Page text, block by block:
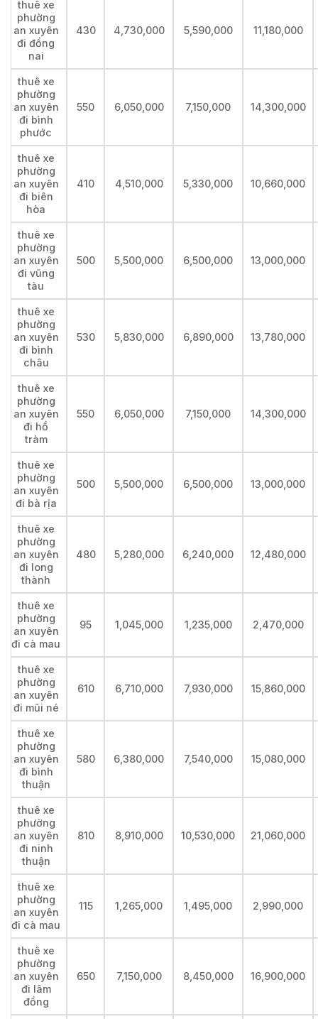
thuê xe
phường
an xuyên
đi đồng
nai
430 4,730,000 5,590,000 11,180,000
thuê xe
phường
an xuyên
đi bình
phước
550 6,050,000 7,150,000 14,300,000
thuê xe
phường
an xuyên
đi biên
hòa
410 4,510,000 5,330,000 10,660,000
thuê xe
phường
an xuyên
đi vũng
tàu
500 5,500,000 6,500,000 13,000,000
thuê xe
phường
an xuyên
đi bình
châu
530 5,830,000 6,890,000 13,780,000
thuê xe
phường
an xuyên
đi hồ
tràm
550 6,050,000 7,150,000 14,300,000
thuê xe
phường
an xuyên
đi bà rịa
500 5,500,000 6,500,000 13,000,000
thuê xe
phường
an xuyên
đi long
thành
480 5,280,000 6,240,000 12,480,000
thuê xe
phường
an xuyên
đi cà mau
95 1,045,000 1,235,000 2,470,000
thuê xe
phường
an xuyên
đi mũi né
610 6,710,000 7,930,000 15,860,000
thuê xe
phường
an xuyên
đi bình
thuận
580 6,380,000 7,540,000 15,080,000
thuê xe
phường
an xuyên
đi ninh
thuận
810 8,910,000 10,530,000 21,060,000
thuê xe
phường
an xuyên
đi cà mau
115 1,265,000 1,495,000 2,990,000
thuê xe
phường
an xuyên
đi lâm
đồng
650 7,150,000 8,450,000 16,900,000